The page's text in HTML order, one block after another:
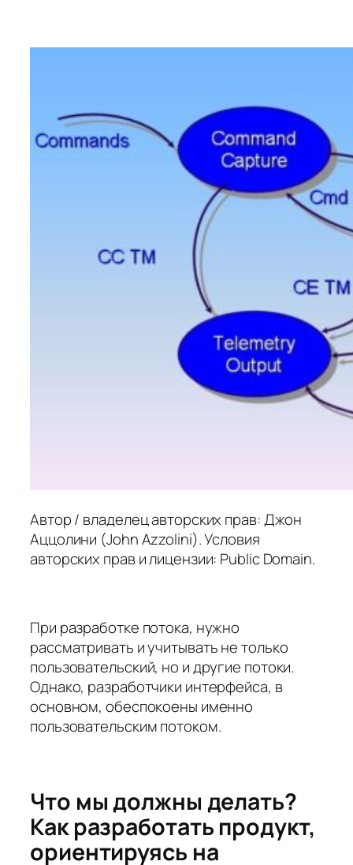
Автор / владелец авторских прав: Джон
Аццолини (John Azzolini). Условия
авторских прав и лицензии: Public Domain.
При разработке потока, нужно
рассматривать и учитывать не только
пользовательский, но и другие потоки.
Однако, разработчики интерфейса, в
основном, обеспокоены именно
пользовательским потоком.
Что мы должны делать?
Как разработать продукт,
ориентируясь на